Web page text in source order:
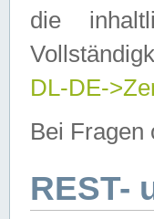
die
DL-DE-
Bei Fragen
REST-